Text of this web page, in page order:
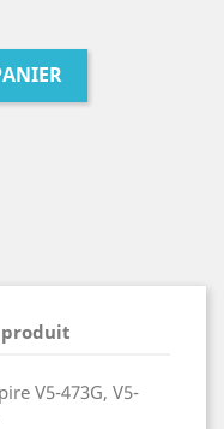
V5-473G, V5-